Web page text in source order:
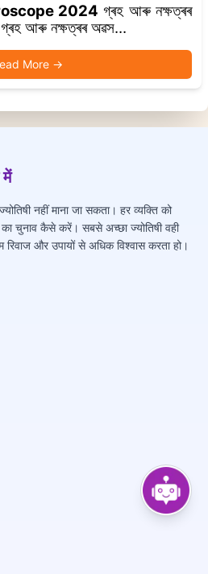
2024 গ্ৰহ আৰু নক্ষত্ৰৰ
গ্ৰহ আৰু নক্ষত্ৰৰ অৱস...
More →
में
नहीं माना जा सकता। हर व्यक्ति को
का चुनाव कैसे करें। सबसे अच्छा ज्योतिषी वही
रिवाज और उपायों से अधिक विश्वास करता हो।